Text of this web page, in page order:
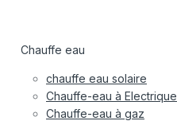
Chauffe eau
chauffe eau solaire
Chauffe-eau à Electrique
Chauffe-eau à gaz